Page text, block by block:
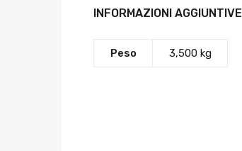
INFORMAZIONI AGGIUNTIVE
Peso 3,500 kg